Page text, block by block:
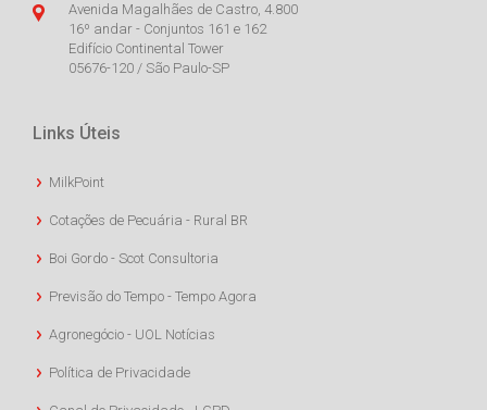
Avenida Magalhães de Castro, 4.800
16º andar - Conjuntos 161 e 162
Edifício Continental Tower
05676-120 / São Paulo-SP
Links Úteis
MilkPoint
Cotações de Pecuária - Rural BR
Boi Gordo - Scot Consultoria
Previsão do Tempo - Tempo Agora
Agronegócio - UOL Notícias
Política de Privacidade